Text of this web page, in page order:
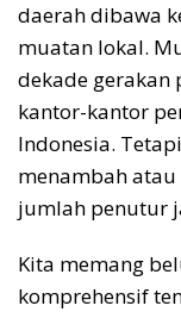
daerah dibawa
muatan lokal.
dekade gerakan
kantor-kantor
Indonesia.
menambah
jumlah penutur
Kita memang
komprehensif